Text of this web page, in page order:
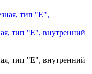
тип "Е", внутренний
тип "Е", внутренний